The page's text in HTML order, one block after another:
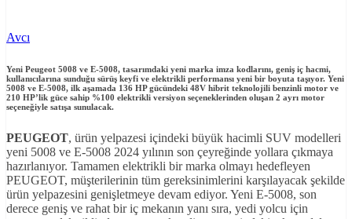
Avcı
Yeni Peugeot 5008 ve E-5008, tasarımdaki yeni marka imza kodlarını, geniş iç hacmi,
kullanıcılarına sunduğu sürüş keyfi ve elektrikli performansı yeni bir boyuta taşıyor. Yeni
5008 ve E-5008, ilk aşamada 136 HP gücündeki 48V hibrit teknolojili benzinli motor ve
210 HP’lik güce sahip %100 elektrikli versiyon seçeneklerinden oluşan 2 ayrı motor
seçeneğiyle satışa sunulacak.
PEUGEOT, ürün yelpazesi içindeki büyük hacimli SUV modelleri
yeni 5008 ve E-5008 2024 yılının son çeyreğinde yollara çıkmaya
hazırlanıyor. Tamamen elektrikli bir marka olmayı hedefleyen
PEUGEOT, müşterilerinin tüm gereksinimlerini karşılayacak şekilde
ürün yelpazesini genişletmeye devam ediyor. Yeni E-5008, son
derece geniş ve rahat bir iç mekanın yanı sıra, yedi yolcu için